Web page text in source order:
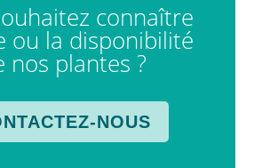
connaître
ou la disponibilité
nos plantes ?
NOUS